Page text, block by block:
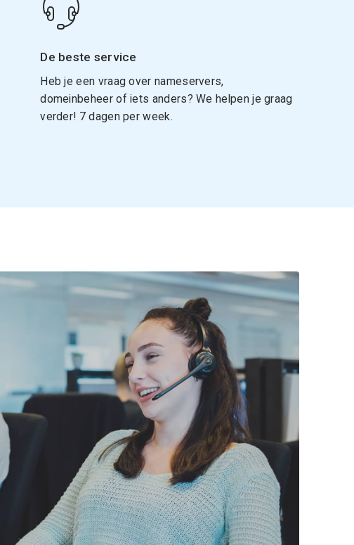
De beste service
Heb je een vraag over nameservers,
domeinbeheer of iets anders? We helpen je graag
verder! 7 dagen per week.